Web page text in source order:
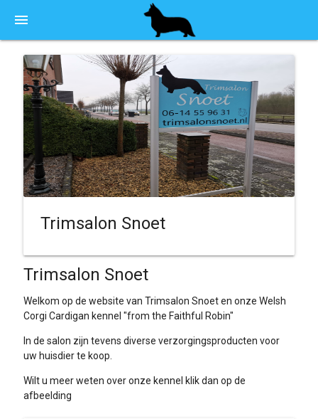
menu
Trimsalon Snoet
Trimsalon Snoet
Welkom op de website van Trimsalon Snoet en onze Welsh
Corgi Cardigan kennel "from the Faithful Robin"
In de salon zijn tevens diverse verzorgingsproducten voor
uw huisdier te koop.
Wilt u meer weten over onze kennel klik dan op de
afbeelding